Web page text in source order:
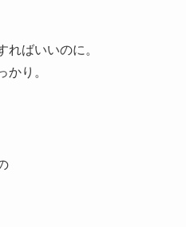
ればいいのに。
かり。